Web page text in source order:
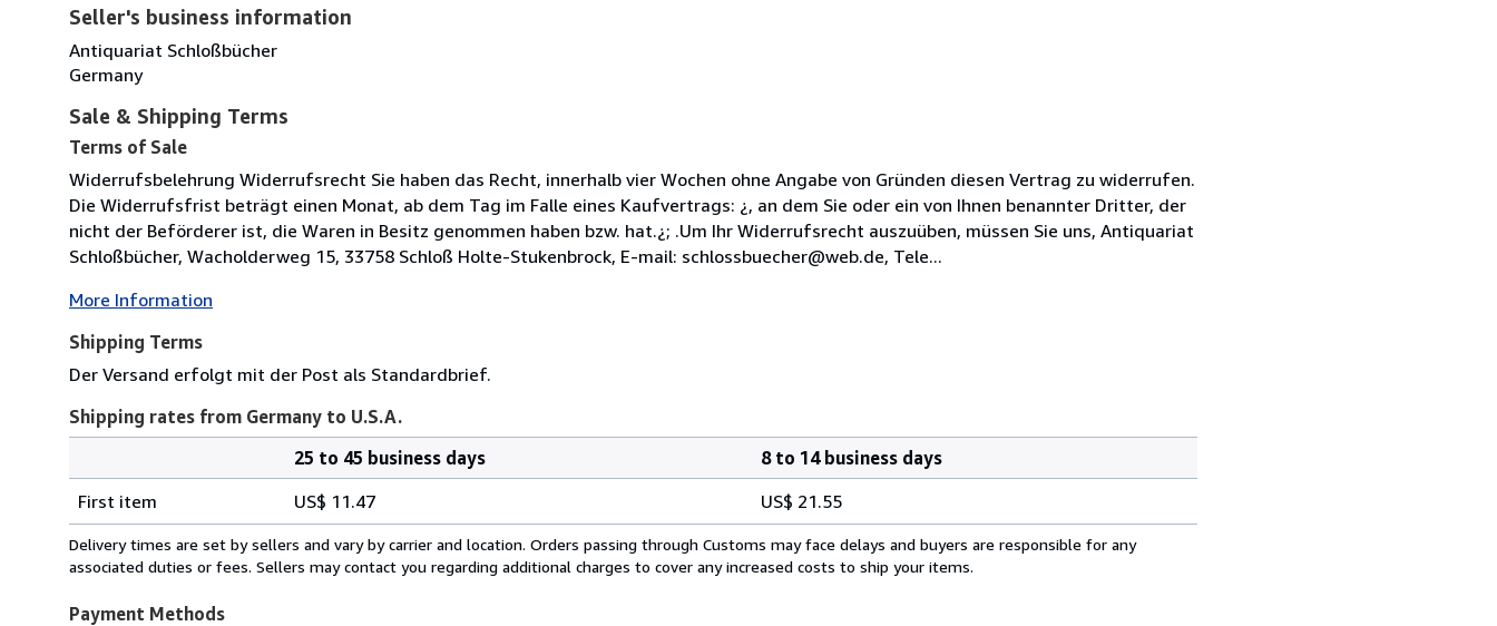
Seller's business information
Antiquariat Schloßbücher
Germany
Sale & Shipping Terms
Terms of Sale
Widerrufsbelehrung Widerrufsrecht Sie haben das Recht, innerhalb vier Wochen ohne Angabe von Gründen diesen Vertrag zu widerrufen.
Die Widerrufsfrist beträgt einen Monat, ab dem Tag im Falle eines Kaufvertrags: ¿, an dem Sie oder ein von Ihnen benannter Dritter, der
nicht der Beförderer ist, die Waren in Besitz genommen haben bzw. hat.¿; .Um Ihr Widerrufsrecht auszuüben, müssen Sie uns, Antiquariat
Schloßbücher, Wacholderweg 15, 33758 Schloß Holte-Stukenbrock, E-mail: schlossbuecher@web.de, Tele...
More Information
Shipping Terms
Der Versand erfolgt mit der Post als Standardbrief.
Shipping rates from Germany to U.S.A.
rates
from
Germany
U.S.A.
25 to 45 business days
8 to 14 business days
First item
US$ 11.47 US$ 21.55
Delivery times are set by sellers and vary by carrier and location. Orders passing through Customs may face delays and buyers are responsible for any
associated duties or fees. Sellers may contact you regarding additional charges to cover any increased costs to ship your items.
Payment Methods